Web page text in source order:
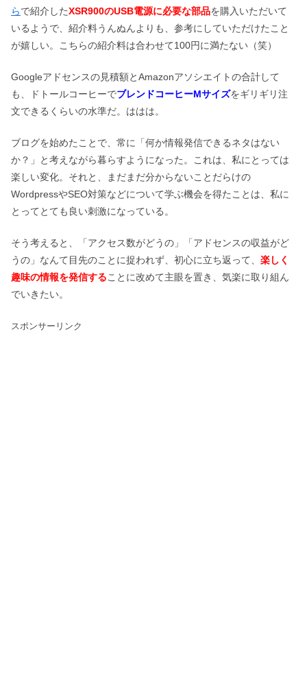
らで紹介したXSR900のUSB電源に必要な部品を購入いただいて
いるようで、紹介料うんぬんよりも、参考にしていただけたこと
が嬉しい。こちらの紹介料は合わせて100円に満たない（笑）
Googleアドセンスの見積額とAmazonアソシエイトの合計して
も、ドトールコーヒーでブレンドコーヒーMサイズをギリギリ注
文できるくらいの水準だ。ははは。
ブログを始めたことで、常に「何か情報発信できるネタはない
か？」と考えながら暮らすようになった。これは、私にとっては
楽しい変化。それと、まだまだ分からないことだらけの
WordpressやSEO対策などについて学ぶ機会を得たことは、私に
とってとても良い刺激になっている。
そう考えると、「アクセス数がどうの」「アドセンスの収益がど
うの」なんて目先のことに捉われず、初心に立ち返って、 楽しく
趣味の情報を発信することに改めて主眼を置き、気楽に取り組ん
でいきたい。
スポンサーリンク